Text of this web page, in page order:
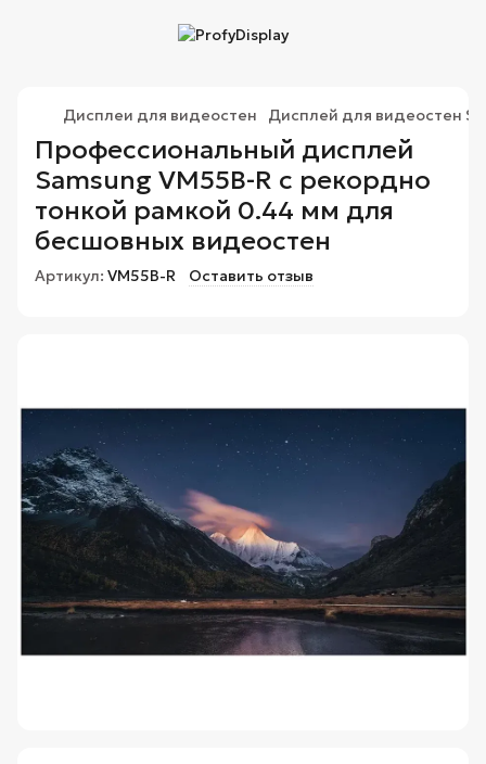
Дисплеи для видеостен Дисплей для видеостен
Профессиональный дисплей
Samsung VM55B-R с рекордно
тонкой рамкой 0.44 мм для
бесшовных видеостен
Артикул: VM55B-R Оставить отзыв